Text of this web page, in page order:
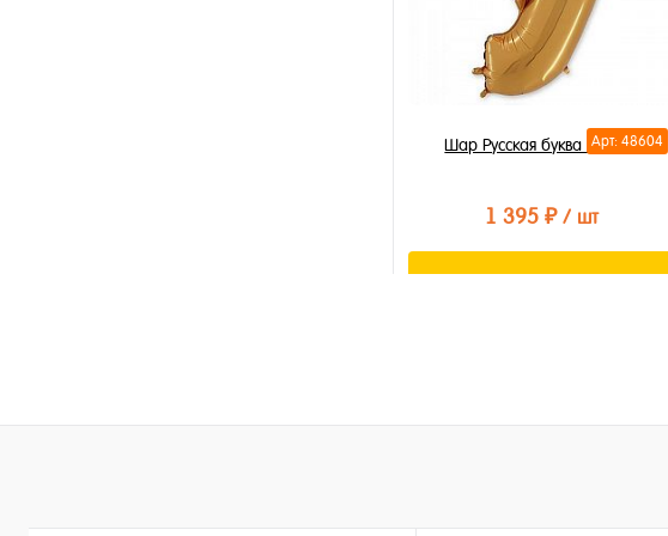
Арт: 48604
Шар Русская буква У 85см
1 395 ₽ / шт